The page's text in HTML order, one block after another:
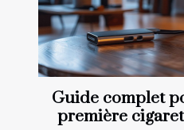
Guide complet
première